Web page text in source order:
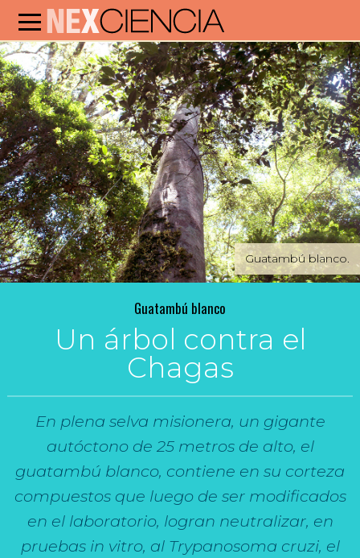
Guatambú blanco.
Guatambú blanco
Un árbol contra el
Chagas
En plena selva misionera, un gigante
autóctono de 25 metros de alto, el
guatambú blanco, contiene en su corteza
compuestos que luego de ser modificados
en el laboratorio, logran neutralizar, en
pruebas in vitro, al Trypanosoma cruzi, el